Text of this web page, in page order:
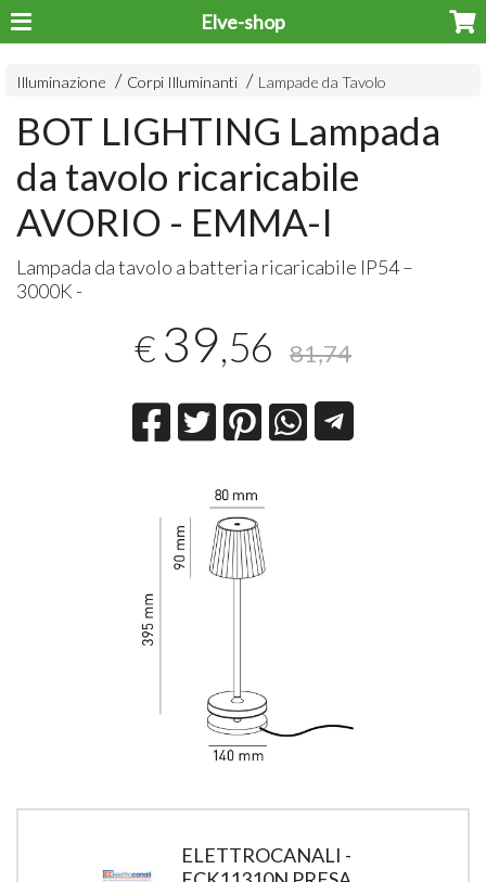
Elve-shop
Illuminazione Corpi Illuminanti Lampade da Tavolo
BOT LIGHTING Lampada
da tavolo ricaricabile
AVORIO - EMMA-I
Lampada da tavolo a batteria ricaricabile IP54 –
3000K -
€ 39,56 81,74
ELETTROCANALI -